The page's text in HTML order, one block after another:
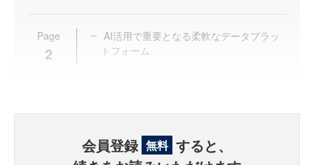
Page
2
AI活用で重要となる柔軟なデータプラッ
トフォーム
会員登録 無料 すると、